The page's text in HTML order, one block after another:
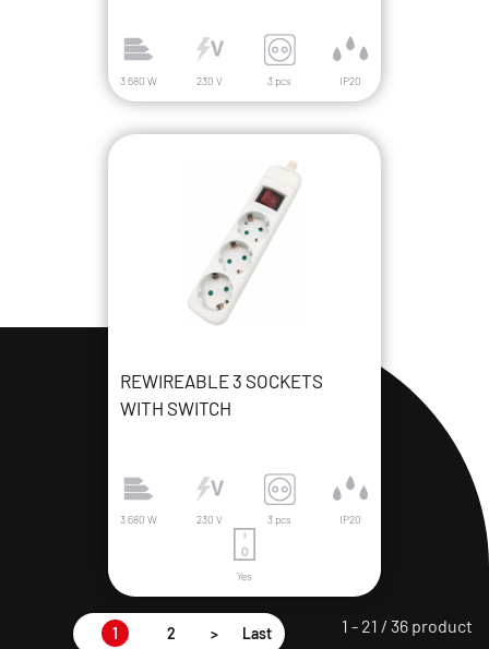
3 680 W 230 V 3 pcs IP20
REWIREABLE 3 SOCKETS
WITH SWITCH
3 680 W 230 V 3 pcs IP20
Yes
1 2 > Last 1 - 21 / 36 product